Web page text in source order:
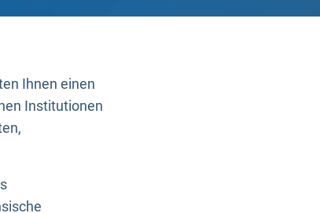
Ihnen einen
Institutionen